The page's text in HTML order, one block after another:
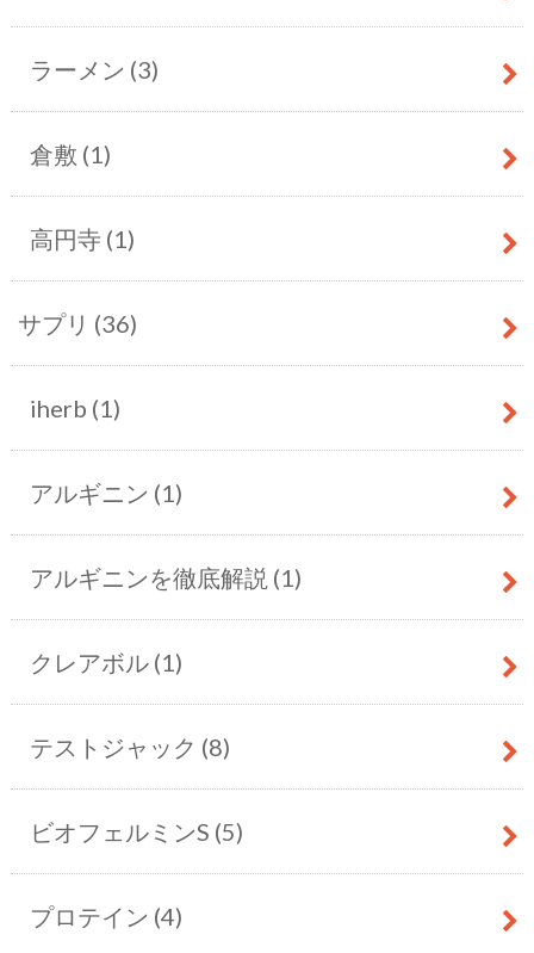
ラーメン (3)
倉敷 (1)
高円寺 (1)
サプリ (36)
iherb (1)
アルギニン (1)
アルギニンを徹底解説 (1)
クレアボル (1)
テストジャック (8)
ビオフェルミンS (5)
プロテイン (4)